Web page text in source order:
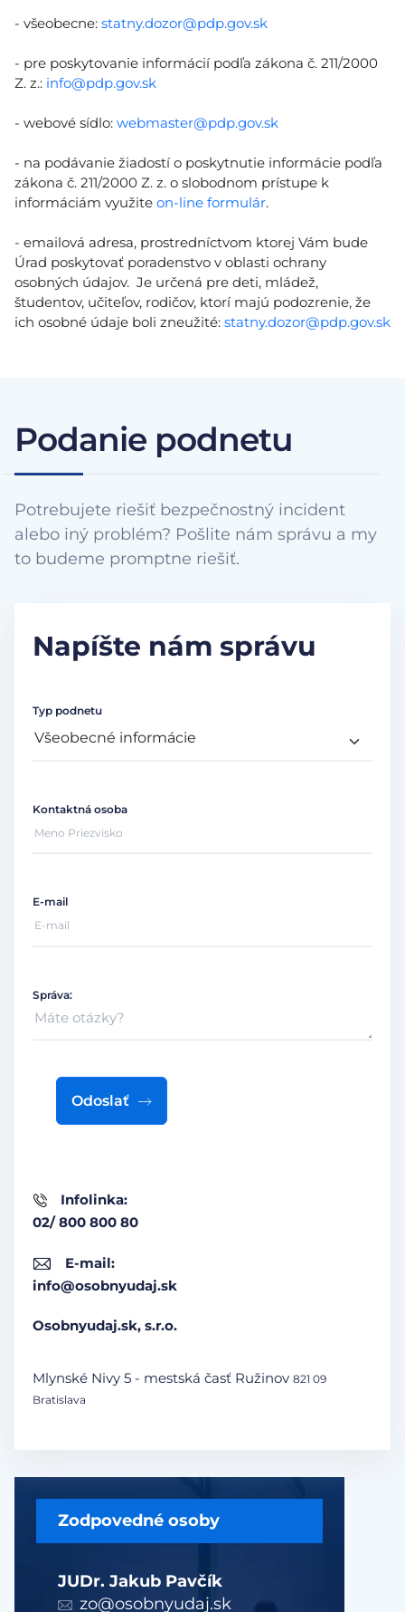
- všeobecne: statny.dozor@pdp.gov.sk
- pre poskytovanie informácií podľa zákona č. 211/2000
Z. z.: info@pdp.gov.sk
- webové sídlo: webmaster@pdp.gov.sk
- na podávanie žiadostí o poskytnutie informácie podľa
zákona č. 211/2000 Z. z. o slobodnom prístupe k
informáciám využite on-line formulár.
- emailová adresa, prostredníctvom ktorej Vám bude
Úrad poskytovať poradenstvo v oblasti ochrany
osobných údajov. Je určená pre deti, mládež,
študentov, učiteľov, rodičov, ktorí majú podozrenie, že
ich osobné údaje boli zneužité: statny.dozor@pdp.gov.sk
Podanie podnetu
Potrebujete riešiť bezpečnostný incident
alebo iný problém? Pošlite nám správu a my
to budeme promptne riešiť.
Zodpovedné osoby
JUDr. Jakub Pavčík
zo@osobnyudaj.sk
Napíšte nám správu
Infolinka:
02/ 800 800 80
E-mail:
info@osobnyudaj.sk
Osobnyudaj.sk, s.r.o.
Mlynské Nivy 5 - mestská časť Ružinov 821 09
Bratislava
Typ podnetu
Kontaktná osoba
E-mail
Správa:
Odoslať